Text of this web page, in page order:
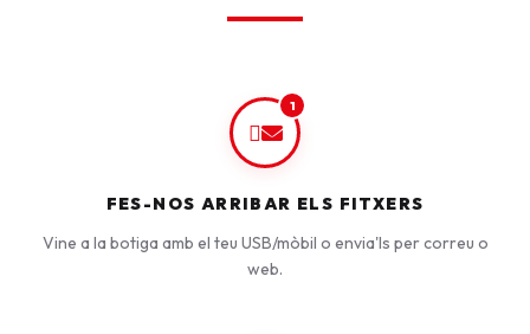
1
FES-NOS ARRIBAR ELS FITXERS
Vine a la botiga amb el teu USB/mòbil o envia'ls per correu o
web.